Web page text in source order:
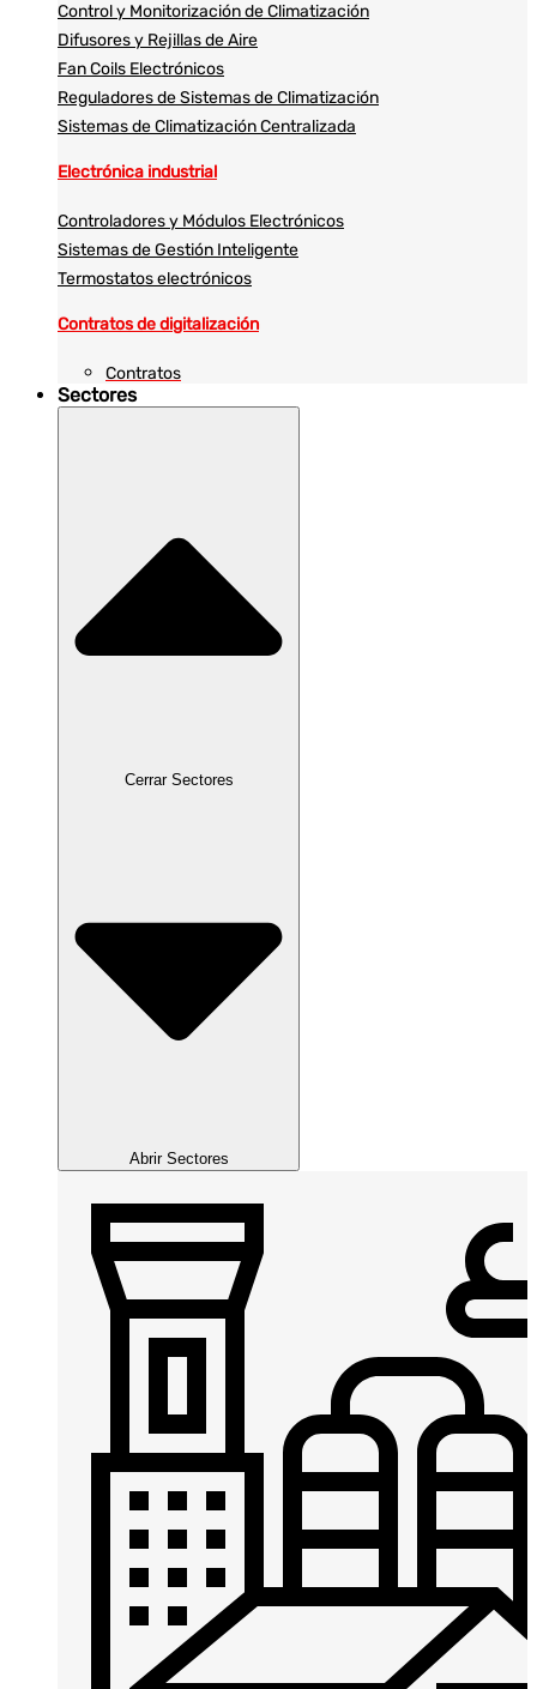
Control y Monitorización de Climatización
Difusores y Rejillas de Aire
Fan Coils Electrónicos
Reguladores de Sistemas de Climatización
Sistemas de Climatización Centralizada
Electrónica industrial
Controladores y Módulos Electrónicos
Sistemas de Gestión Inteligente
Termostatos electrónicos
Contratos de digitalización
Contratos
Sectores
Cerrar Sectores
Abrir Sectores